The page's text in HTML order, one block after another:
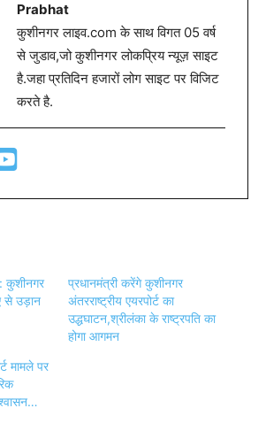
Prabhat
कुशीनगर लाइव.com के साथ विगत 05 वर्ष
से जुडाव,जो कुशीनगर लोकप्रिय न्यूज़ साइट
है.जहा प्रतिदिन हजारों लोग साइट पर विजिट
करते है.
कुशीनगर
से उड़ान
प्रधानमंत्री करेंगे कुशीनगर
अंतरराष्ट्रीय एयरपोर्ट का
उद्धघाटन,श्रीलंका के राष्ट्रपति का
होगा आगमन
मामले पर